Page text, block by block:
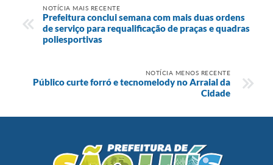
NOTÍCIA MAIS RECENTE
Prefeitura conclui semana com mais duas ordens
de serviço para requalificação de praças e quadras
poliesportivas
NOTÍCIA MENOS RECENTE
Público curte forró e tecnomelody no Arraial da
Cidade